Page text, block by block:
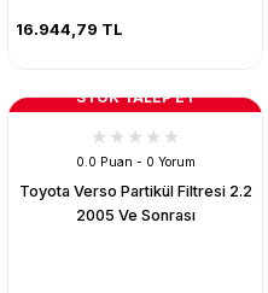
16.944,79 TL
STOK TALEP ET
0.0 Puan - 0 Yorum
Toyota Verso Partikül Filtresi 2.2
2005 Ve Sonrası